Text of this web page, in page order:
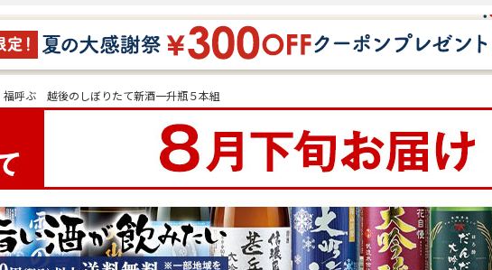
福呼ぶ 越後のしぼりたて新酒一升瓶５本組